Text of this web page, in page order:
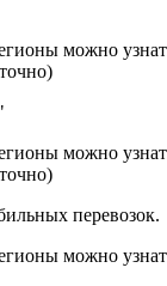
можно
можно
перевозок.
можно